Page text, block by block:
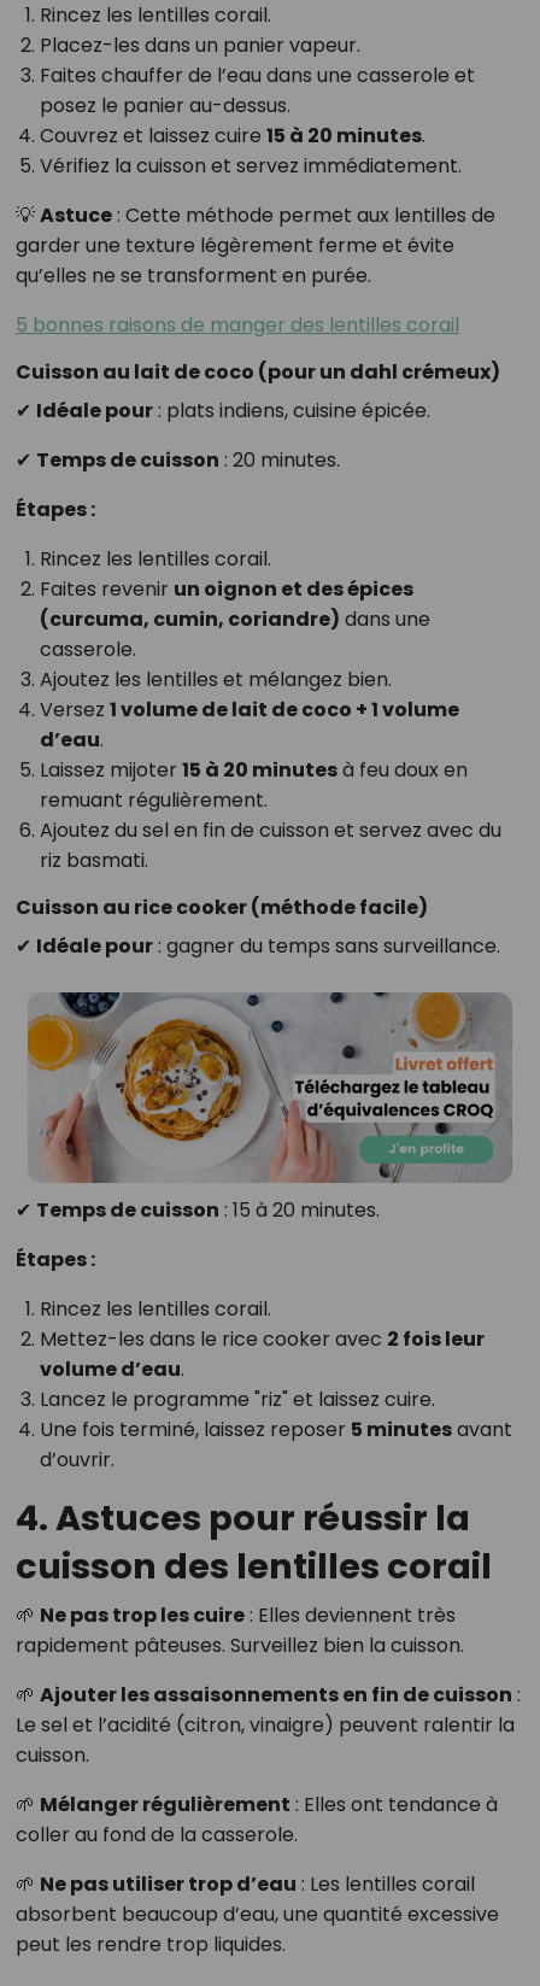
Rincez les lentilles corail.
Placez-les dans un panier vapeur.
Faites chauffer de l’eau dans une casserole et
posez le panier au-dessus.
Couvrez et laissez cuire 15 à 20 minutes.
Vérifiez la cuisson et servez immédiatement.
💡Astuce: Cette méthode permet aux lentilles de
garder une texture légèrement ferme et évite
qu’elles ne se transforment en purée.
5 bonnes raisons de manger des lentilles corail
Cuisson au lait de coco (pour un dahl crémeux)
✔ Idéale pour: plats indiens, cuisine épicée.
✔ Temps de cuisson : 20 minutes.
Étapes :
Rincez les lentilles corail.
Faites revenir un oignon et des épices
(curcuma, cumin, coriandre) dans une
casserole.
Ajoutez les lentilles et mélangez bien.
Versez 1 volume de lait de coco + 1 volume
d’eau.
Laissez mijoter 15 à 20 minutesà feu doux en
remuant régulièrement.
Ajoutez du sel en fin de cuisson et servez avec du
riz basmati.
Cuisson au rice cooker (méthode facile)
✔ Idéale pour: gagner du temps sans surveillance.
✔ Temps de cuisson : 15 à 20 minutes.
Étapes :
Rincez les lentilles corail.
Mettez-les dans le rice cooker avec 2 fois leur
volume d’eau.
Lancez le programme "riz" et laissez cuire.
Une fois terminé, laissez reposer 5 minutesavant
d’ouvrir.
4. Astuces pour réussir la
cuisson des lentilles corail
🌱 Ne pas trop les cuire: Elles deviennent très
rapidement pâteuses. Surveillez bien la cuisson.
🌱 Ajouter les assaisonnements en fin de cuisson :
Le sel et l’acidité (citron, vinaigre) peuvent ralentir la
cuisson.
🌱 Mélanger régulièrement : Elles ont tendance à
coller au fond de la casserole.
🌱 Ne pas utiliser trop d’eau : Les lentilles corail
absorbent beaucoup d’eau, une quantité excessive
peut les rendre trop liquides.